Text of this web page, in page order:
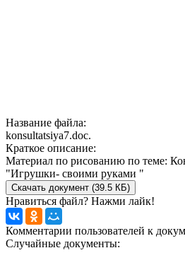
Название файла:
konsultatsiya7.doc.
Краткое описание:
Материал по рисованию по теме:
"Игрушки- своими руками "
Скачать документ (39.5 КБ)
Нравиться файл? Нажми лайк!
Комментарии пользователей к
Случайные документы: